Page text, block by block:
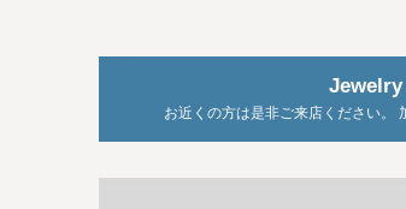
Jewelry
お近くの方は是非ご来店ください。